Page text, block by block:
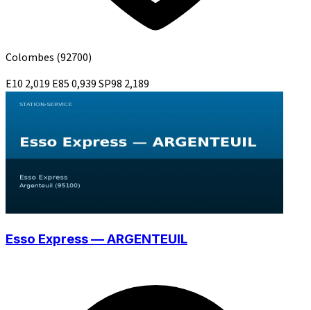
Colombes (92700)
E10 2,019 E850,939SP98 2,189
Esso Express — ARGENTEUIL